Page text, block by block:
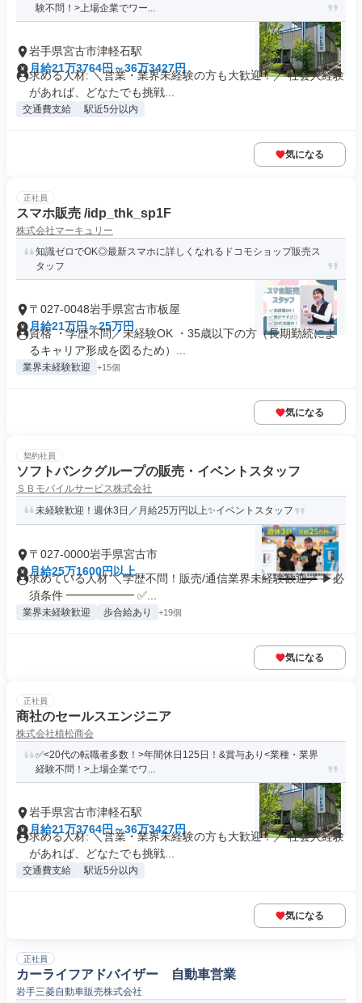
験不問！>上場企業でワー...
岩手県宮古市津軽石駅
月給21万3764円～36万3427円
求める人材: ＼営業・業界未経験の方も大歓迎！／ 社会人経験
があれば、どなたでも挑戦...
交通費支給 駅近5分以内
気になる
正社員
スマホ販売 /idp_thk_sp1F
株式会社マーキュリー
知識ゼロでOK◎最新スマホに詳しくなれるドコモショップ販売ス
タッフ
〒027-0048岩手県宮古市板屋
月給21万円～25万円
資格 ・学歴不問／未経験OK ・35歳以下の方（長期勤続によ
るキャリア形成を図るため）...
業界未経験歓迎 +15個
気になる
契約社員
ソフトバンクグループの販売・イベントスタッフ
ＳＢモバイルサービス株式会社
未経験歓迎！週休3日／月給25万円以上✨イベントスタッフ
〒027-0000岩手県宮古市
月給25万1600円以上
求めている人材 ＼学歴不問！販売/通信業界未経験歓迎／ ▶必
須条件 ━━━━━━ ✅...
業界未経験歓迎 歩合給あり +19個
気になる
正社員
商社のセールスエンジニア
株式会社植松商会
✅<20代の転職者多数！>年間休日125日！&賞与あり<業種・業界
経験不問！>上場企業でワ...
岩手県宮古市津軽石駅
月給21万3764円～36万3427円
求める人材: ＼営業・業界未経験の方も大歓迎！／ 社会人経験
があれば、どなたでも挑戦...
交通費支給 駅近5分以内
気になる
正社員
カーライフアドバイザー 自動車営業
岩手三菱自動車販売株式会社